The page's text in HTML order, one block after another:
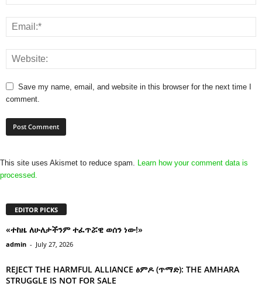
Save my name, email, and website in this browser for the next time I
comment.
This site uses Akismet to reduce spam. Learn how your comment data is
processed.
EDITOR PICKS
«ተከዜ ለሁለታችንም ተፈጥሯዊ ወሰን ነው!»
admin - July 27, 2026
REJECT THE HARMFUL ALLIANCE ፅምዶ (ጥማድ): THE AMHARA
STRUGGLE IS NOT FOR SALE